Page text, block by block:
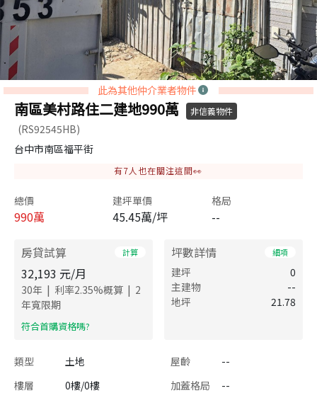
此為其他仲介業者物件
南區美村路住二建地990萬 非信義物件
(RS92545HB)
台中市南區福平街
有7人也在關注這間👀
總價
990萬
建坪單價
45.45萬/坪
格局
--
房貸試算 計算
32,193 元/月
30年 | 利率2.35%概算 | 2
年寬限期
​符合首購資格嗎?
坪數詳情 細項
建坪
0
主建物
--
地坪
21.78
類型 土地 屋齡
--
樓層
0樓/0樓 加蓋格局
--